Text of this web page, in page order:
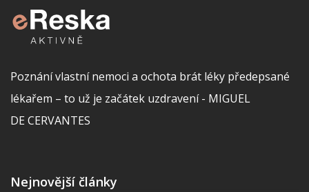
Poznání vlastní nemoci a ochota brát léky předepsané
lékařem – to už je začátek uzdravení - MIGUEL
DE CERVANTES
Nejnovější články